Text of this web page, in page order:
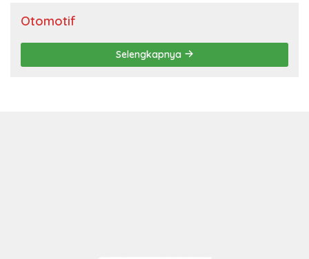
Otomotif
Selengkapnya